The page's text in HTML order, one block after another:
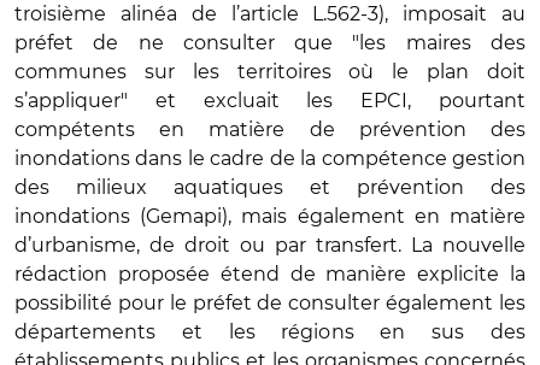
troisième alinéa de l’article L.562-3), imposait au
préfet de ne consulter que "les maires des
communes sur les territoires où le plan doit
s’appliquer" et excluait les EPCI, pourtant
compétents en matière de prévention des
inondations dans le cadre de la compétence gestion
des milieux aquatiques et prévention des
inondations (Gemapi), mais également en matière
d’urbanisme, de droit ou par transfert. La nouvelle
rédaction proposée étend de manière explicite la
possibilité pour le préfet de consulter également les
départements et les régions en sus des
établissements publics et les organismes concernés